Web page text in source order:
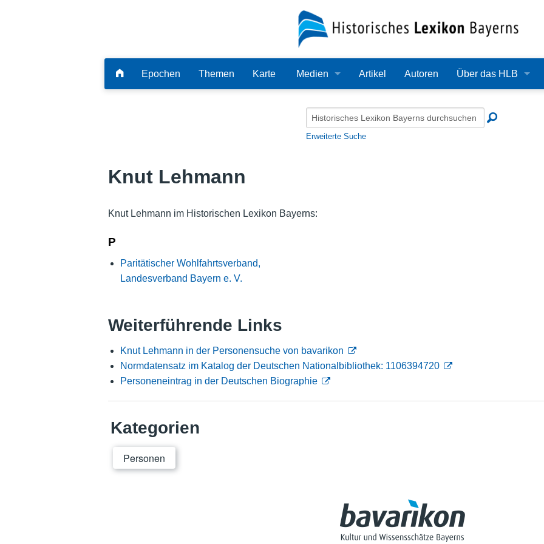
Epochen Themen Karte Medien
Audio
Alle Dateien
Artikel Autoren Über das HLB
Redaktion
Erweiterte Suche
Knut Lehmann
Knut Lehmann im Historischen Lexikon Bayerns:
P
Paritätischer Wohlfahrtsverband,
Landesverband Bayern e. V.
Weiterführende Links
Knut Lehmann in der Personensuche von bavarikon
Normdatensatz im Katalog der Deutschen Nationalbibliothek: 1106394720
Personeneintrag in der Deutschen Biographie
Kategorien
Personen